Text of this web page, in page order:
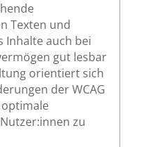
Texten und
Inhalte auch bei
gut lesbar
orientiert sich
der WCAG
optimale
zu